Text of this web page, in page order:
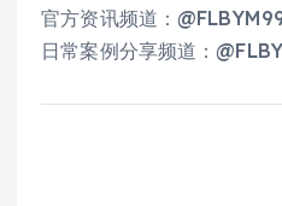
官方资讯频道：
日常案例分享频道：